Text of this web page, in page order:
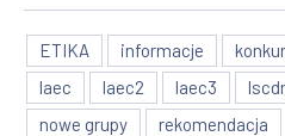
ETIKA informacje
laec
laec2 laec3
nowe grupy
rekomendacja